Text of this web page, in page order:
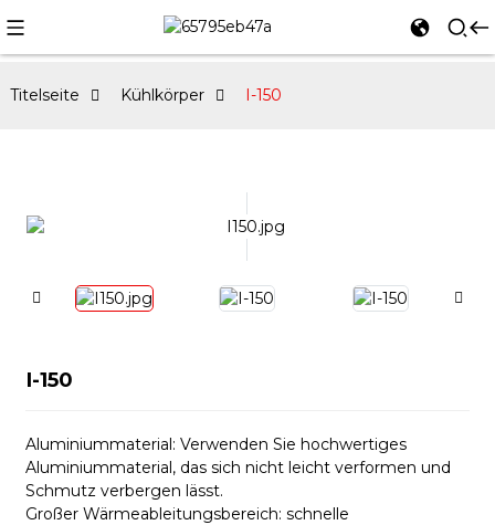
Titelseite Kühlkörper I-150
I-150
Aluminiummaterial: Verwenden Sie hochwertiges
Aluminiummaterial, das sich nicht leicht verformen und
Schmutz verbergen lässt.
Großer Wärmeableitungsbereich: schnelle